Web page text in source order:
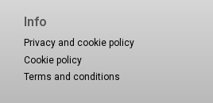
Info
Privacy and cookie policy
Cookie policy
Terms and conditions